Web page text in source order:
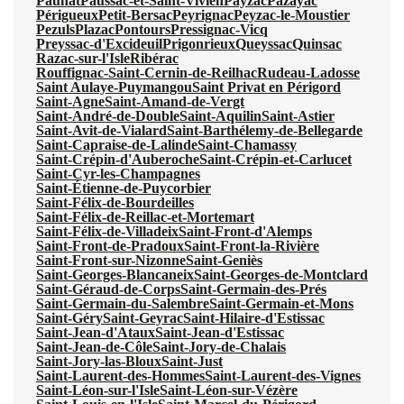
PérigueuxPetit-BersacPeyrignacPeyzac-le-Moustier
PezulsPlazacPontoursPressignac-Vicq
Preyssac-d'ExcideuilPrigonrieuxQueyssacQuinsac
Razac-sur-l'IsleRibérac
Rouffignac-Saint-Cernin-de-ReilhacRudeau-Ladosse
Saint Aulaye-PuymangouSaint Privat en Périgord
Saint-AgneSaint-Amand-de-Vergt
Saint-André-de-DoubleSaint-AquilinSaint-Astier
Saint-Avit-de-VialardSaint-Barthélemy-de-Bellegarde
Saint-Capraise-de-LalindeSaint-Chamassy
Saint-Crépin-d'AuberocheSaint-Crépin-et-Carlucet
Saint-Cyr-les-Champagnes
Saint-Étienne-de-Puycorbier
Saint-Félix-de-Bourdeilles
Saint-Félix-de-Reillac-et-Mortemart
Saint-Félix-de-VilladeixSaint-Front-d'Alemps
Saint-Front-de-PradouxSaint-Front-la-Rivière
Saint-Front-sur-NizonneSaint-Geniès
Saint-Georges-BlancaneixSaint-Georges-de-Montclard
Saint-Géraud-de-CorpsSaint-Germain-des-Prés
Saint-Germain-du-SalembreSaint-Germain-et-Mons
Saint-GérySaint-GeyracSaint-Hilaire-d'Estissac
Saint-Jean-d'AtauxSaint-Jean-d'Estissac
Saint-Jean-de-CôleSaint-Jory-de-Chalais
Saint-Jory-las-BlouxSaint-Just
Saint-Laurent-des-HommesSaint-Laurent-des-Vignes
Saint-Léon-sur-l'IsleSaint-Léon-sur-Vézère